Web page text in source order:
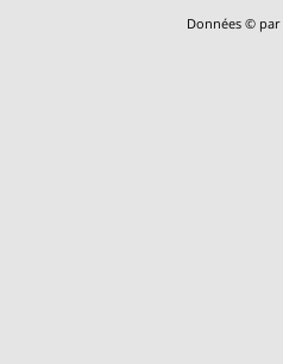
Données © par